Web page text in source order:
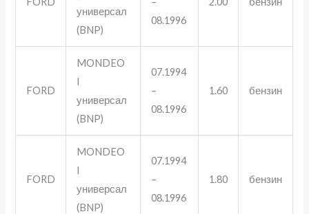
универсал
(BNP)
08.1996
FORD
MONDEO
I
универсал
(BNP)
07.1994
–
08.1996
1.60 бензин
FORD
MONDEO
I
универсал
(BNP)
07.1994
–
08.1996
1.80 бензин